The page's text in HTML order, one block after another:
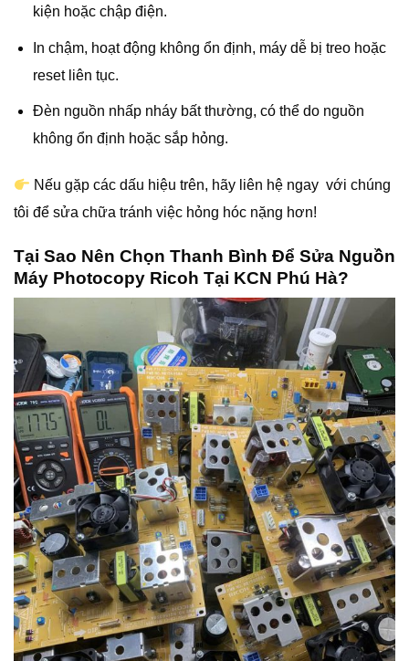
kiện hoặc chập điện.
In chậm, hoạt động không ổn định, máy dễ bị treo hoặc
reset liên tục.
Đèn nguồn nhấp nháy bất thường, có thể do nguồn
không ổn định hoặc sắp hỏng.
Nếu gặp các dấu hiệu trên, hãy liên hệ ngay với chúng
tôi để sửa chữa tránh việc hỏng hóc nặng hơn!
Tại Sao Nên Chọn Thanh Bình Để Sửa Nguồn
Máy Photocopy Ricoh Tại KCN Phú Hà?